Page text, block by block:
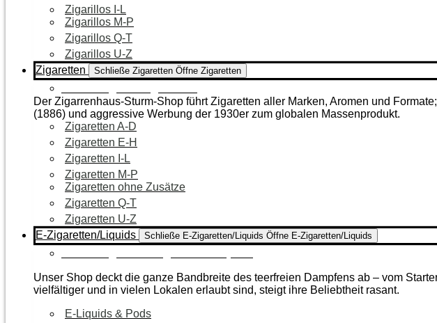
Zigarillos I-L
Zigarillos M-P
Zigarillos Q-T
Zigarillos U-Z
Zigaretten
Schließe Zigaretten Öffne Zigaretten
Der Zigarrenhaus-Sturm-Shop führt Zigaretten aller Marken, Aromen und
(1886) und aggressive Werbung der 1930er zum globalen Massenprodukt.
Zigaretten A-D
Zigaretten E-H
Zigaretten I-L
Zigaretten M-P
Zigaretten ohne Zusätze
Zigaretten Q-T
Zigaretten U-Z
E-Zigaretten/Liquids
Schließe E-Zigaretten/Liquids Öffne E-Zigaretten/Liquids
Unser Shop deckt die ganze Bandbreite des teerfreien Dampfens ab – vom
vielfältiger und in vielen Lokalen erlaubt sind, steigt ihre Beliebtheit rasant.
E-Liquids & Pods